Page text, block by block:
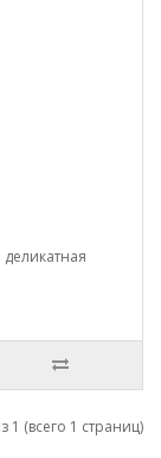
1 (всего 1 страниц)